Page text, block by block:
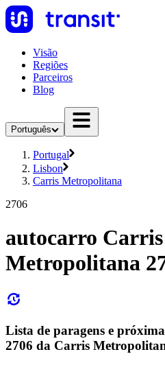
Visão
Regiões
Parceiros
Blog
Português
Portugal
Lisbon
Carris Metropolitana
2706
autocarro Carris
Metropolitana
Lista de paragens e
2706 da Carris